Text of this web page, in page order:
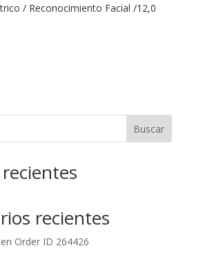
/ Reconocimiento Facial /12,0
Buscar
recientes
en Order ID 264426